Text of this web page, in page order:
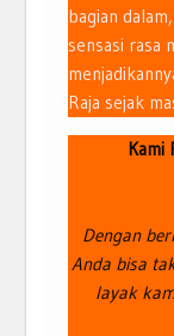
bagian
sensasi rasa
Raja sejak
Kami
Dengan
Anda bisa
layak